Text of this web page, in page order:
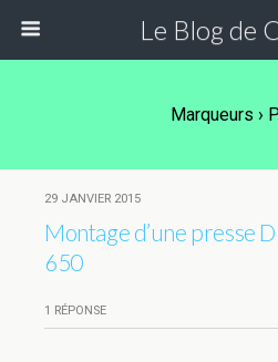
Le Blog de
Marqueurs ›
29 JANVIER 2015
Montage d’une presse
650
1 RÉPONSE